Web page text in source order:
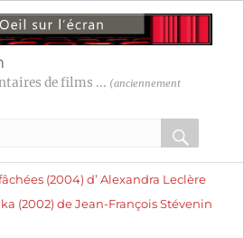
de films ... (anciennement
OK
:
(2004) d’ Alexandra Leclère
:
(2002) de Jean-François Stévenin